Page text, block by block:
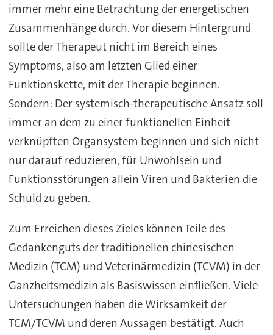
immer mehr eine Betrachtung der energetischen
Zusammenhänge durch. Vor diesem Hintergrund
sollte der Therapeut nicht im Bereich eines
Symptoms, also am letzten Glied einer
Funktionskette, mit der Therapie beginnen.
Sondern: Der systemisch-therapeutische Ansatz soll
immer an dem zu einer funktionellen Einheit
verknüpften Organsystem beginnen und sich nicht
nur darauf reduzieren, für Unwohlsein und
Funktionsstörungen allein Viren und Bakterien die
Schuld zu geben.
Zum Erreichen dieses Zieles können Teile des
Gedankenguts der traditionellen chinesischen
Medizin (TCM) und Veterinärmedizin (TCVM) in der
Ganzheitsmedizin als Basiswissen einfließen. Viele
Untersuchungen haben die Wirksamkeit der
TCM/TCVM und deren Aussagen bestätigt. Auch